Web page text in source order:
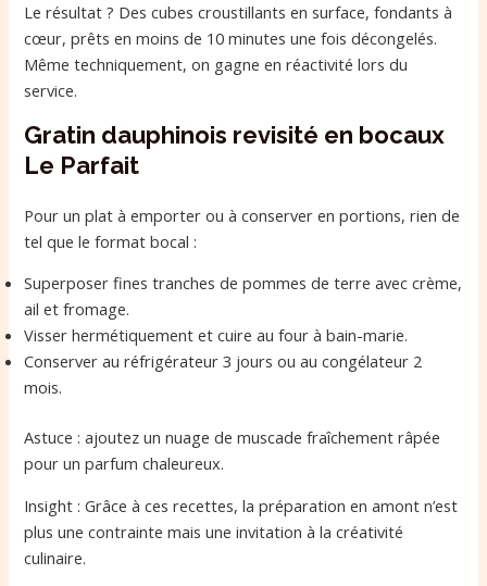
Le résultat ? Des cubes croustillants en surface, fondants à
cœur, prêts en moins de 10 minutes une fois décongelés.
Même techniquement, on gagne en réactivité lors du
service.
Gratin dauphinois revisité en bocaux
Le Parfait
Pour un plat à emporter ou à conserver en portions, rien de
tel que le format bocal :
Superposer fines tranches de pommes de terre avec crème,
ail et fromage.
Visser hermétiquement et cuire au four à bain-marie.
Conserver au réfrigérateur 3 jours ou au congélateur 2
mois.
Astuce : ajoutez un nuage de muscade fraîchement râpée
pour un parfum chaleureux.
Insight : Grâce à ces recettes, la préparation en amont n’est
plus une contrainte mais une invitation à la créativité
culinaire.